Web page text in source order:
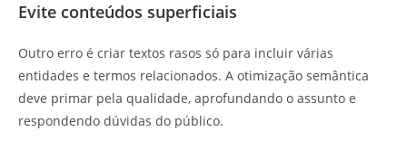
Evite conteúdos superficiais
Outro erro é criar textos rasos só para incluir várias
entidades e termos relacionados. A otimização semântica
deve primar pela qualidade, aprofundando o assunto e
respondendo dúvidas do público.